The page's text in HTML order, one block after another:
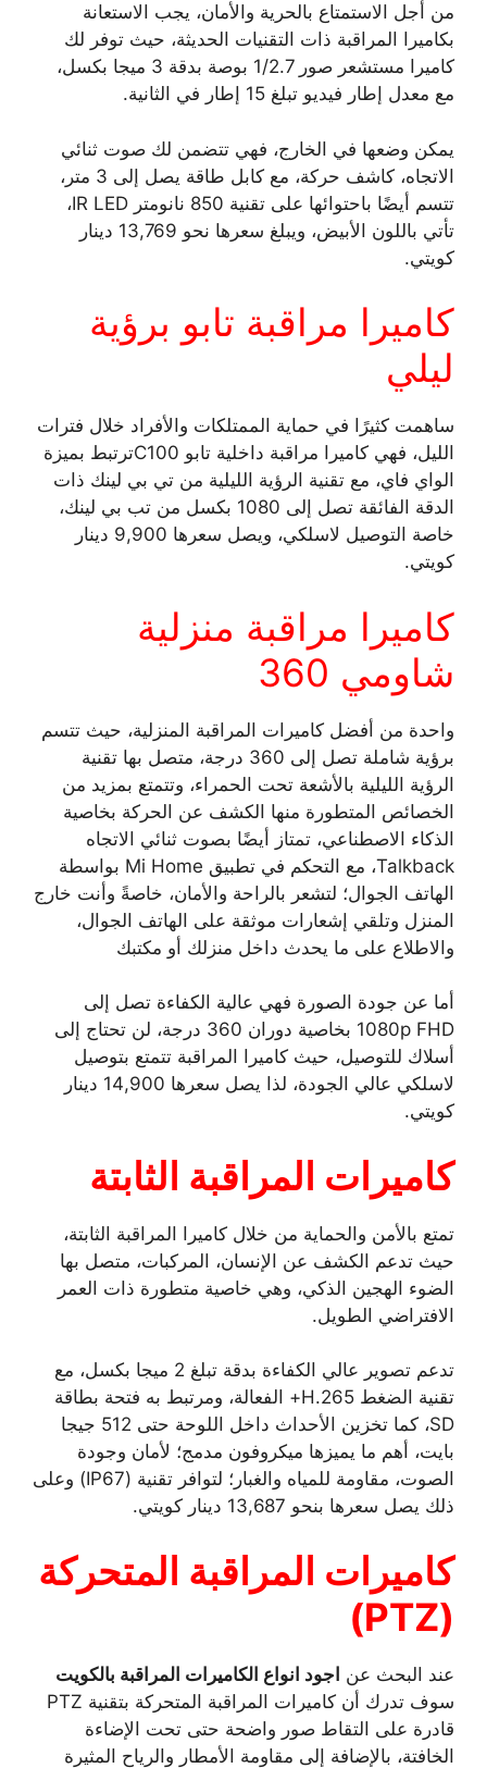
من أجل الاستمتاع بالحرية والأمان، يجب الاستعانة
بكاميرا المراقبة ذات التقنيات الحديثة، حيث توفر لك
كاميرا مستشعر صور 1/2.7 بوصة بدقة 3 ميجا بكسل،
مع معدل إطار فيديو تبلغ 15 إطار في الثانية.
يمكن وضعها في الخارج، فهي تتضمن لك صوت ثنائي
الاتجاه، كاشف حركة، مع كابل طاقة يصل إلى 3 متر،
تتسم أيضًا باحتوائها على تقنية 850 نانومتر IR LED،
تأتي باللون الأبيض، ويبلغ سعرها نحو 13,769 دينار
كويتي.
كاميرا مراقبة تابو برؤية
ليلي
ساهمت كثيرًا في حماية الممتلكات والأفراد خلال فترات
الليل، فهي كاميرا مراقبة داخلية تابو C100ترتبط بميزة
الواي فاي، مع تقنية الرؤية الليلية من تي بي لينك ذات
الدقة الفائقة تصل إلى 1080 بكسل من تب بي لينك،
خاصة التوصيل لاسلكي، ويصل سعرها 9,900 دينار
كويتي.
كاميرا مراقبة منزلية
شاومي 360
واحدة من أفضل كاميرات المراقبة المنزلية، حيث تتسم
برؤية شاملة تصل إلى 360 درجة، متصل بها تقنية
الرؤية الليلية بالأشعة تحت الحمراء، وتتمتع بمزيد من
الخصائص المتطورة منها الكشف عن الحركة بخاصية
الذكاء الاصطناعي، تمتاز أيضًا بصوت ثنائي الاتجاه
Talkback، مع التحكم في تطبيق Mi Home بواسطة
الهاتف الجوال؛ لتشعر بالراحة والأمان، خاصةً وأنت خارج
المنزل وتلقي إشعارات موثقة على الهاتف الجوال،
والاطلاع على ما يحدث داخل منزلك أو مكتبك
أما عن جودة الصورة فهي عالية الكفاءة تصل إلى
1080p FHD بخاصية دوران 360 درجة، لن تحتاج إلى
أسلاك للتوصيل، حيث كاميرا المراقبة تتمتع بتوصيل
لاسلكي عالي الجودة، لذا يصل سعرها 14,900 دينار
كويتي.
كاميرات المراقبة الثابتة
تمتع بالأمن والحماية من خلال كاميرا المراقبة الثابتة،
حيث تدعم الكشف عن الإنسان، المركبات، متصل بها
الضوء الهجين الذكي، وهي خاصية متطورة ذات العمر
الافتراضي الطويل.
تدعم تصوير عالي الكفاءة بدقة تبلغ 2 ميجا بكسل، مع
تقنية الضغط H.265+ الفعالة، ومرتبط به فتحة بطاقة
SD، كما تخزين الأحداث داخل اللوحة حتى 512 جيجا
بايت، أهم ما يميزها ميكروفون مدمج؛ لأمان وجودة
الصوت، مقاومة للمياه والغبار؛ لتوافر تقنية (IP67) وعلى
ذلك يصل سعرها بنحو 13,687 دينار كويتي.
كاميرات المراقبة المتحركة
(
PTZ
)
عند البحث عن اجود انواع الكاميرات المراقبة بالكويت
سوف تدرك أن كاميرات المراقبة المتحركة بتقنية PTZ
قادرة على التقاط صور واضحة حتى تحت الإضاءة
الخافتة، بالإضافة إلى مقاومة الأمطار والرياح المثيرة